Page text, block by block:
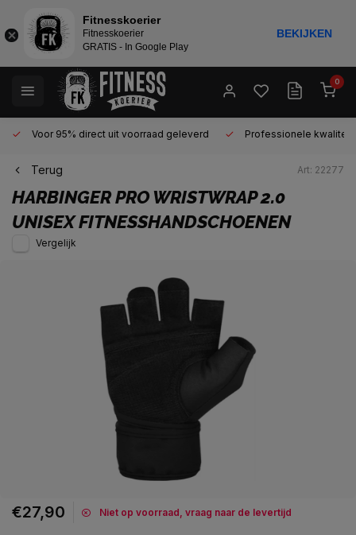
0
Voor 95% direct uit voorraad geleverd Professionele kwaliteit
Terug Art: 22277
HARBINGERPRO WRISTWRAP 2.0
UNISEX FITNESSHANDSCHOENEN
Vergelijk
€27,90 Niet op voorraad, vraag naar de levertijd
Fitnesskoerier
Fitnesskoerier
GRATIS - In Google Play
BEKIJKEN